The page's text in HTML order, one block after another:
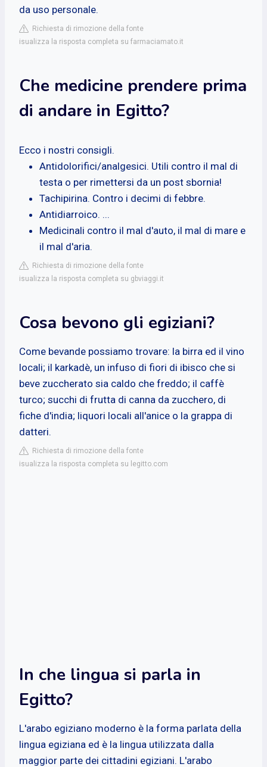
da uso personale.
Richiesta di rimozione della fonte
isualizza la risposta completa su farmaciamato.it
Che medicine prendere prima
di andare in Egitto?
Ecco i nostri consigli.
Antidolorifici/analgesici. Utili contro il mal di
testa o per rimettersi da un post sbornia!
Tachipirina. Contro i decimi di febbre.
Antidiarroico. ...
Medicinali contro il mal d'auto, il mal di mare e
il mal d'aria.
Richiesta di rimozione della fonte
isualizza la risposta completa su gbviaggi.it
Cosa bevono gli egiziani?
Come bevande possiamo trovare: la birra ed il vino
locali; il karkadè, un infuso di fiori di ibisco che si
beve zuccherato sia caldo che freddo; il caffè
turco; succhi di frutta di canna da zucchero, di
fiche d'india; liquori locali all'anice o la grappa di
datteri.
Richiesta di rimozione della fonte
isualizza la risposta completa su legitto.com
In che lingua si parla in
Egitto?
L'arabo egiziano moderno è la forma parlata della
lingua egiziana ed è la lingua utilizzata dalla
maggior parte dei cittadini egiziani. L'arabo